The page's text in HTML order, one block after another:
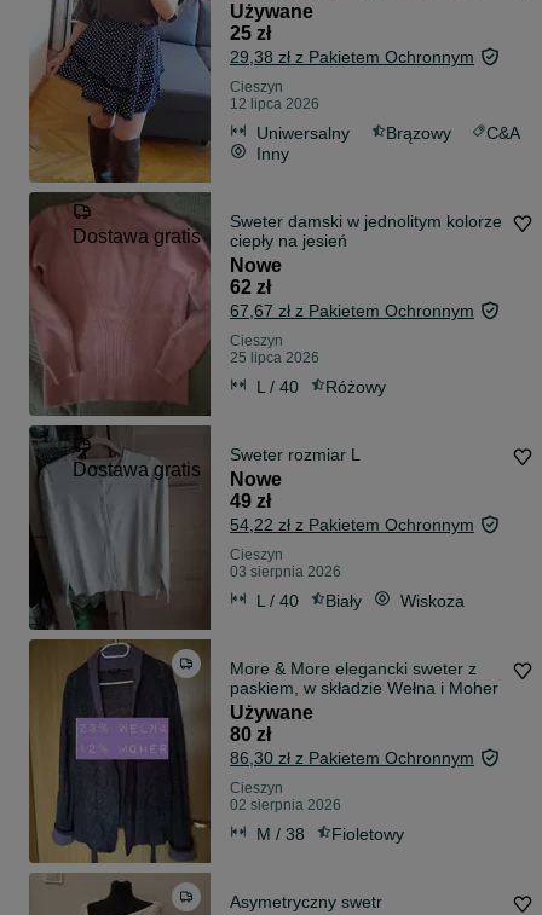
Używane
25 zł
29,38 zł z Pakietem Ochronnym
Cieszyn
12 lipca 2026
Uniwersalny Brązowy
C&A
Inny
Dostawa gratis
Sweter damski w jednolitym kolorze
ciepły na jesień
Nowe
62 zł
67,67 zł z Pakietem Ochronnym
Cieszyn
25 lipca 2026
L / 40 Różowy
Dostawa gratis
Sweter rozmiar L
Nowe
49 zł
54,22 zł z Pakietem Ochronnym
Cieszyn
03 sierpnia 2026
L / 40 Biały Wiskoza
More & More elegancki sweter z
paskiem, w składzie Wełna i Moher
Używane
80 zł
86,30 zł z Pakietem Ochronnym
Cieszyn
02 sierpnia 2026
M / 38 Fioletowy
Asymetryczny swetr